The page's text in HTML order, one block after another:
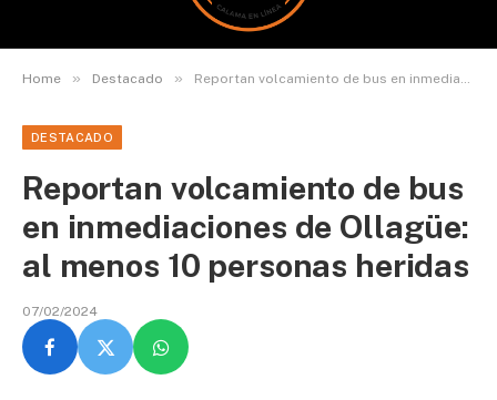
Home » Destacado » Reportan volcamiento de bus en inmediaciones de Ollagüe: al menos 10 personas heridas
DESTACADO
Reportan volcamiento de bus
en inmediaciones de Ollagüe:
al menos 10 personas heridas
07/02/2024